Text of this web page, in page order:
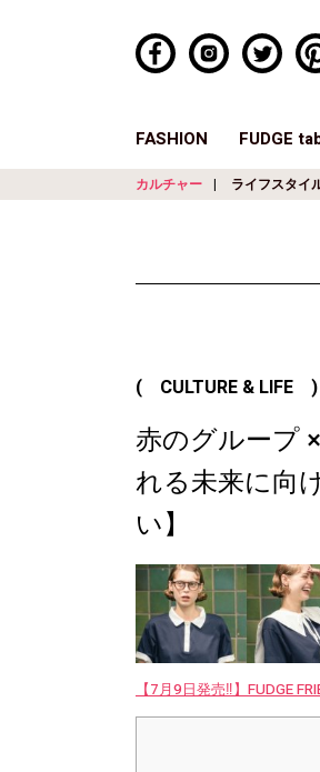
FASHION FUDGE
カルチャー ライフスタイ
( CULTURE & LIFE )
赤のグループ
れる未来に向
い】
【7月9日発売‼︎】FUDGE